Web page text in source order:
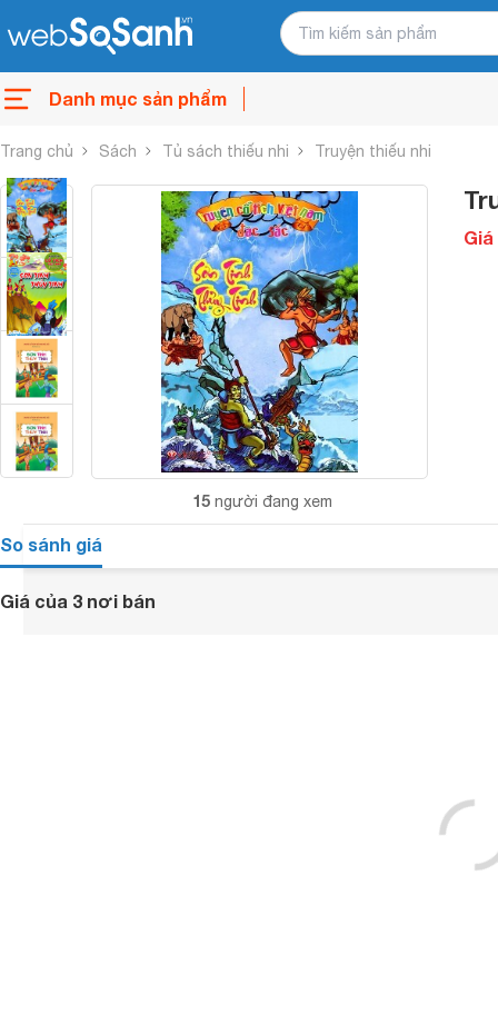
Danh mục sản phẩm
Trang chủ Sách Tủ sách thiếu nhi Truyện thiếu nhi
15 người đang xem
So sánh giá
Giá của 3 nơi bán